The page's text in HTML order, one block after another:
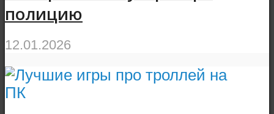
полицию
12.01.2026